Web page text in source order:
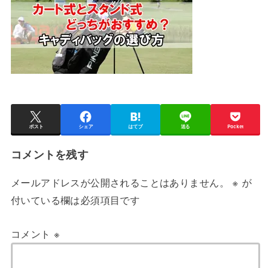
ポスト シェア はてブ 送る Pocket
コメントを残す
メールアドレスが公開されることはありません。 ※ が
付いている欄は必須項目です
コメント ※